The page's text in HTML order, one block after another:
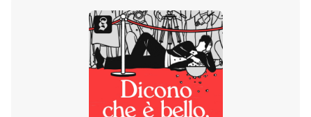
Mondiali calcio 2026